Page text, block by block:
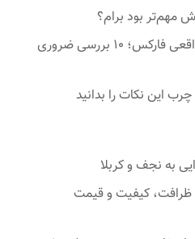
مهم‌تر بود برام؟
چک‌لیست افتتاح حساب واقعی فارکس؛ ۱۰ بررسی ضروری
این نکات را بدانید
به نجف و کربلا
ظرافت، کیفیت و قیمت